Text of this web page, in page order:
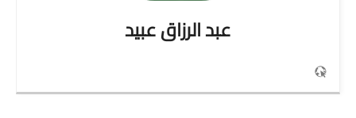
عبد الرزاقعبيد